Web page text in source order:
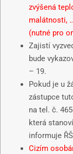
zvýšená
malátnosti,
(nutné pro
Zajistí
bude
– 19.
Pokud je u
zástupce
na tel. č.
která
informuje
Cizím